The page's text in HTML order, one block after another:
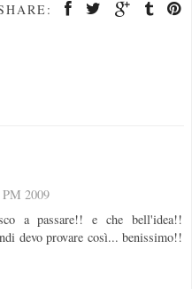
2009
a passare!! e che bell'idea!!
devo provare così... benissimo!!